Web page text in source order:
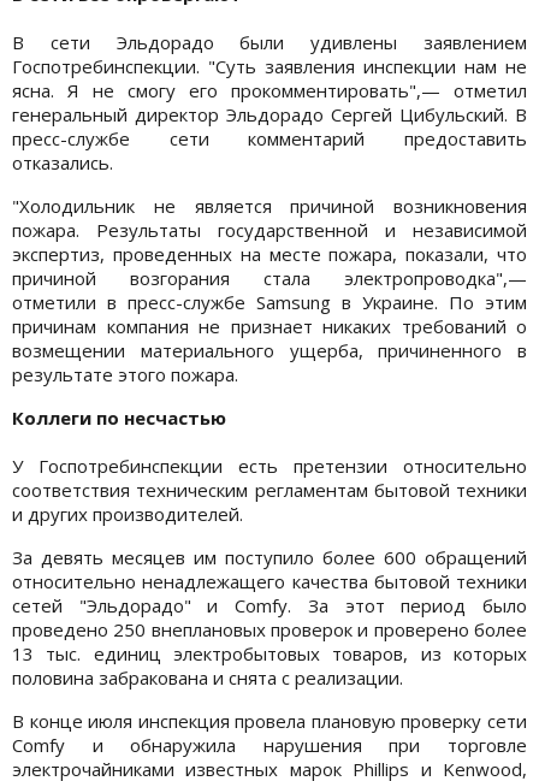
В сети Эльдорадо были удивлены заявлением
Госпотребинспекции. "Суть заявления инспекции нам не
ясна. Я не смогу его прокомментировать",— отметил
генеральный директор Эльдорадо Сергей Цибульский. В
пресс-службе сети комментарий предоставить
отказались.
"Холодильник не является причиной возникновения
пожара. Результаты государственной и независимой
экспертиз, проведенных на месте пожара, показали, что
причиной возгорания стала электропроводка",—
отметили в пресс-службе Samsung в Украине. По этим
причинам компания не признает никаких требований о
возмещении материального ущерба, причиненного в
результате этого пожара.
Коллеги по несчастью
У Госпотребинспекции есть претензии относительно
соответствия техническим регламентам бытовой техники
и других производителей.
За девять месяцев им поступило более 600 обращений
относительно ненадлежащего качества бытовой техники
сетей "Эльдорадо" и Comfy. За этот период было
проведено 250 внеплановых проверок и проверено более
13 тыс. единиц электробытовых товаров, из которых
половина забракована и снята с реализации.
В конце июля инспекция провела плановую проверку сети
Comfy и обнаружила нарушения при торговле
электрочайниками известных марок Phillips и Kenwood,